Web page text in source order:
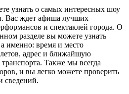
узнать о самых интересных шоу
Вас ждет афиша лучших
и спектаклей города. О
разделе вы можете узнать
именно: время и место
адрес и ближайшую
Также мы всегда
и вы легко можете проверить
сведений.